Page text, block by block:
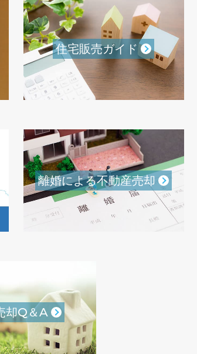
住宅販売ガイド
離婚による不動産売却
却Q＆A